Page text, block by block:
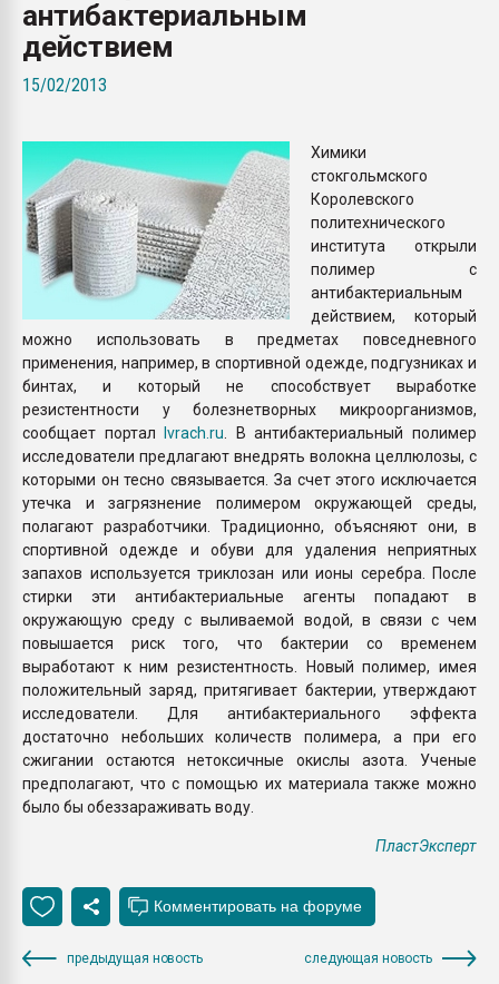
антибактериальным
действием
15/02/2013
Химики
стокгольмского
Королевского
политехнического
института открыли
полимер с
антибактериальным
действием, который
можно использовать в предметах повседневного
применения, например, в спортивной одежде, подгузниках и
бинтах, и который не способствует выработке
резистентности у болезнетворных микроорганизмов,
сообщает порталlvrach.ru . В антибактериальный полимер
исследователи предлагают внедрять волокна целлюлозы, с
которыми он тесно связывается. За счет этого исключается
утечка и загрязнение полимером окружающей среды,
полагают разработчики. Традиционно, объясняют они, в
спортивной одежде и обуви для удаления неприятных
запахов используется триклозан или ионы серебра. После
стирки эти антибактериальные агенты попадают в
окружающую среду с выливаемой водой, в связи с чем
повышается риск того, что бактерии со временем
выработают к ним резистентность. Новый полимер, имея
положительный заряд, притягивает бактерии, утверждают
исследователи. Для антибактериального эффекта
достаточно небольших количеств полимера, а при его
сжигании остаются нетоксичные окислы азота. Ученые
предполагают, что с помощью их материала также можно
было бы обеззараживать воду.
ПластЭксперт
предыдущая новость следующая новость